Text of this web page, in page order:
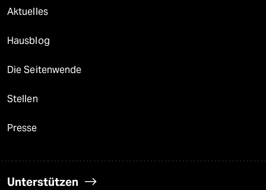
Aktuelles
Hausblog
Die Seitenwende
Stellen
Presse
Unterstützen